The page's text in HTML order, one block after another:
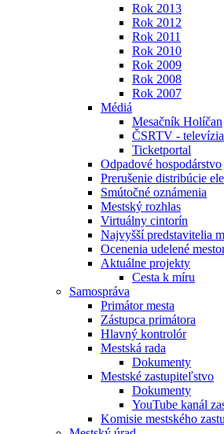
Rok 2013
Rok 2012
Rok 2011
Rok 2010
Rok 2009
Rok 2008
Rok 2007
Médiá
Mesačník Holíčan
ČSRTV - televízia
Ticketportal
Odpadové hospodárstvo
Prerušenie distribúcie
Smútočné oznámenia
Mestský rozhlas
Virtuálny cintorín
Najvyšší predstavitelia
Ocenenia udelené
Aktuálne projekty
Cesta k míru
Samospráva
Primátor mesta
Zástupca primátora
Hlavný kontrolór
Mestská rada
Dokumenty
Mestské zastupiteľstvo
Dokumenty
YouTube kanál
Komisie mestského